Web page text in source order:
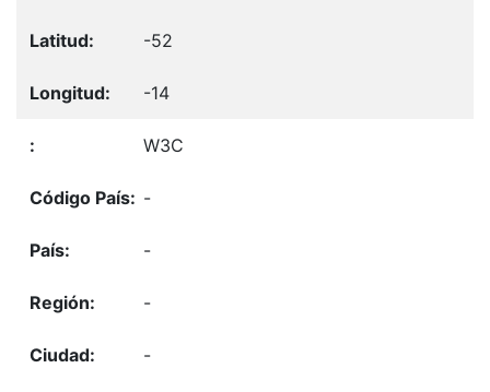
-52
-14
W3C
-
-
-
-